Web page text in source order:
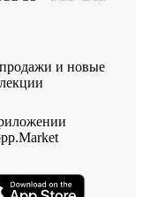
и новые